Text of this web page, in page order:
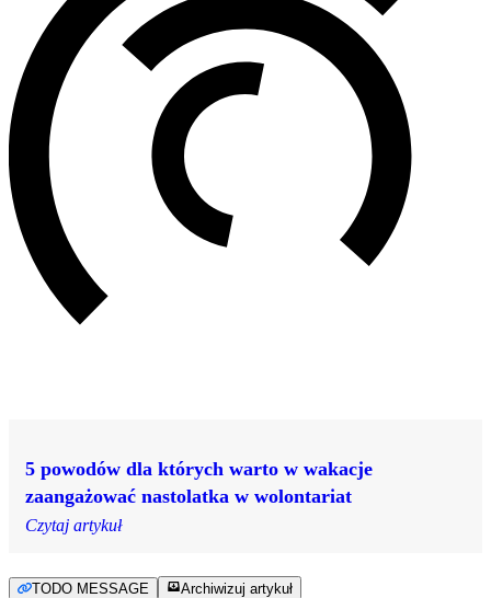
5 powodów dla których warto w wakacje
zaangażować nastolatka w wolontariat
Czytaj artykuł
TODO MESSAGE Archiwizuj artykuł